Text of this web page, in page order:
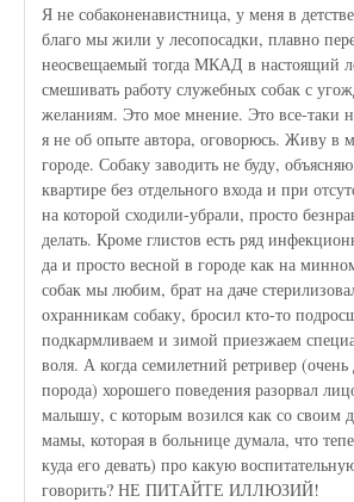
Я не собаконенавистница, у меня в
благо мы жили у лесопосадки, плавно
неосвещаемый тогда МКАД в настоящий
смешивать работу служебных собак с
желаниям. Это мое мнение. Это все-таки
я не об опыте автора, оговорюсь. Живу в
городе. Собаку заводить не буду,
квартире без отдельного входа и при
на которой сходили-убрали, просто
делать. Кроме глистов есть ряд
да и просто весной в городе как на
собак мы любим, брат на даче
охранникам собаку, бросил кто-то
подкармливаем и зимой приезжаем
воля. А когда семилетний ретривер
порода) хорошего поведения разорвал
малышу, с которым возился как со своим
мамы, которая в больнице думала, что
куда его девать) про какую
говорить? НЕ ПИТАЙТЕ ИЛЛЮЗИЙ!